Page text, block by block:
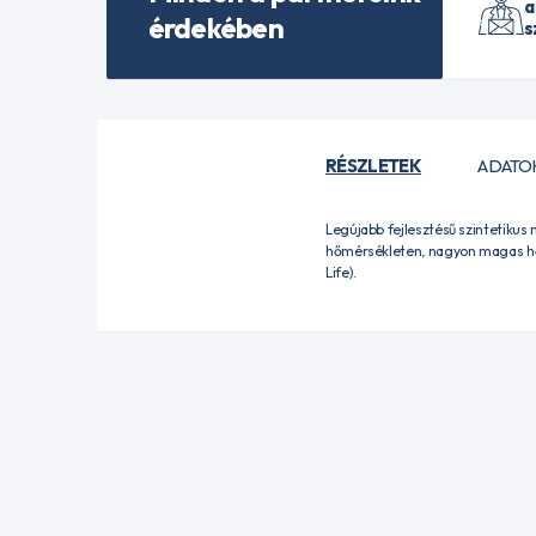
érdekében
RÉSZLETEK
Legújabb fejlesztésű szintetikus
hőmérsékleten, nagyon magas
Life).